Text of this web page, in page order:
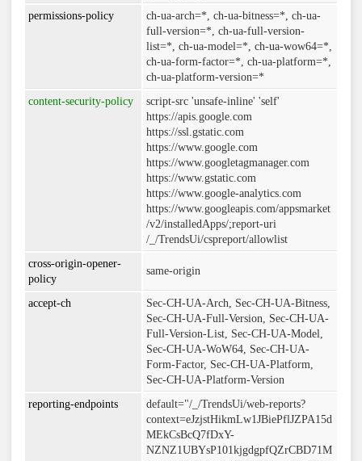
permissions-policy
ch-ua-arch=*, ch-ua-bitness=*, ch-ua-
full-version=*, ch-ua-full-version-
list=*, ch-ua-model=*, ch-ua-wow64=*,
ch-ua-form-factor=*, ch-ua-platform=*,
ch-ua-platform-version=*
content-security-policy
script-src 'unsafe-inline' 'self'
https://apis.google.com
https://ssl.gstatic.com
https://www.google.com
https://www.googletagmanager.com
https://www.gstatic.com
https://www.google-analytics.com
https://www.googleapis.com/appsmarket
/v2/installedApps/;report-uri
/_/TrendsUi/cspreport/allowlist
cross-origin-opener-
policy
same-origin
accept-ch
Sec-CH-UA-Arch, Sec-CH-UA-Bitness,
Sec-CH-UA-Full-Version, Sec-CH-UA-
Full-Version-List, Sec-CH-UA-Model,
Sec-CH-UA-WoW64, Sec-CH-UA-
Form-Factor, Sec-CH-UA-Platform,
Sec-CH-UA-Platform-Version
reporting-endpoints
default="/_/TrendsUi/web-reports?
context=eJzjstHikmLw1JBiePflJZPA15d
MEkCsBcQ7fDxY-
NZNZ1UBYsP101kjgdgpfQZrCBD71M